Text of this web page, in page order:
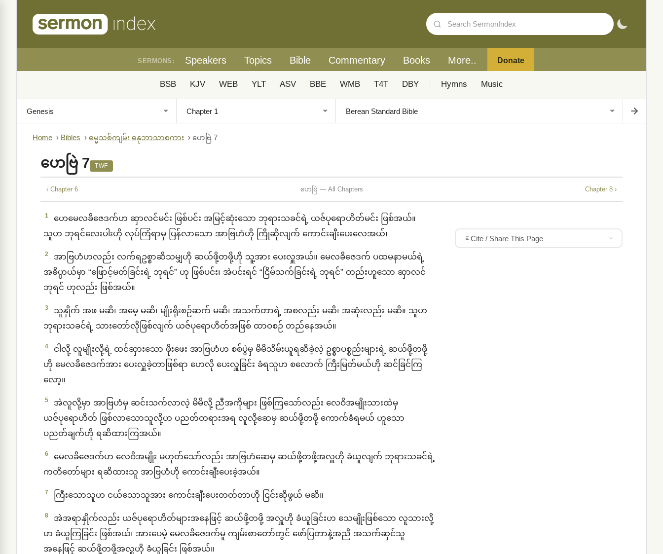
SERMONS: Speakers Topics Bible Commentary Books More.. Donate
BSB KJV WEB YLT ASV BBE WMB T4T DBY Hymns Music
Home › Bibles › ဓမ္မသစ်ကျမ်း ဓနုဘာသာစကား › ဟေဗြဲ 7
ဟေဗြဲ 7 TWF
‹ Chapter 6 ဟေဗြဲ — All Chapters Chapter 8 ›
1
ဟေမေလခိဇေဒက်ဟ ဆှာလင်မင်း ဖြစ်ပင်း အမြင့်ဆုံးသော ဘုရားသခင်ရဲ့ ယဇ်ပုရောဟိတ်မင်း ဖြစ်အယ်။
သူဟ ဘုရင်လေးပါးဟို လုပ်ကြံရာမှ ပြန်လာသော အာဗြဟံဟို ကြိုဆိုလျက် ကောင်းချီးပေးလေအယ်၊
2
အာဗြဟံဟလည်း လက်ရဥစ္စာဆိသမျှဟို ဆယ်ဖို့တဖို့ဟို သူ့အား ပေးလှူအယ်။ မေလခိဇေဒက် ပထမနာမယ်ရဲ့
အဓိပ္ပာယ်မှာ “ဖြောင့်မတ်ခြင်းရဲ့ ဘုရင်” ဟု ဖြစ်ပင်း၊ အဲပင်းရင် “ငြိမ်သက်ခြင်းရဲ့ ဘုရင်” တည်းဟူသော ဆှာလင်
ဘုရင် ဟုလည်း ဖြစ်အယ်။
3
သူနှိုက် အဖ မဆိ၊ အမေ့ မဆိ၊ မျိုးရိုးစဉ်ဆက် မဆိ၊ အသက်တာရဲ့ အစလည်း မဆိ၊ အဆုံးလည်း မဆိ။ သူဟ
ဘုရားသခင်ရဲ့ သားတော်လိုဖြစ်လျက် ယဇ်ပုရောဟိတ်အဖြစ် ထာဝစဉ် တည်နေအယ်။
4
ငါလို့ လူမျိုးလို့ရဲ့ ထင်ဆှားသော ဖိုးဖေး အာဗြဟံဟ စစ်ပွဲမှ မိမိသိမ်းယူရဆိခဲ့လဲ့ ဥစ္စာပစ္စည်းများရဲ့ ဆယ်ဖို့တဖို့
ဟို မေလခိဇေဒက်အား ပေးလှူခဲ့တာဖြစ်ရာ ဟေလို ပေးလှူခြင်း ခံရသူဟ စလောက် ကြီးမြတ်မယ်ဟို ဆင်ခြင်ကြ
လော့။
5
အဲလူလို့မှာ အာဗြဟံမှ ဆင်းသက်လာလဲ့ မိမိလို့ ညီအကိုများ ဖြစ်ကြသော်လည်း လေဝိအမျိုးသားထဲမှ
ယဇ်ပုရောဟိတ် ဖြစ်လာသောသူလို့ဟ ပညတ်တရားအရ လူလို့ဆေမှ ဆယ်ဖို့တဖို့ ကောက်ခံရမယ် ဟူသော
ပညတ်ချက်ဟို ရဆိထားကြအယ်။
6
မေလခိဇေဒက်ဟ လေဝိအမျိုး မဟုတ်သော်လည်း အာဗြဟံဆေမှ ဆယ်ဖို့တဖို့အလှူဟို ခံယူလျက် ဘုရားသခင်ရဲ့
ကတိတော်များ ရဆိထားသူ အာဗြဟံဟို ကောင်းချီးပေးခဲ့အယ်။
7 ကြီးသောသူဟ ငယ်သောသူအား ကောင်းချီးပေးတတ်တာဟို ငြင်းဆိုဖွယ် မဆိ။
8
အဲအရာနှိုက်လည်း ယဇ်ပုရောဟိတ်များအနေဖြင့် ဆယ်ဖို့တဖို့ အလှူဟို ခံယူခြင်းဟ သေမျိုးဖြစ်သော လူသားလို့
ဟ ခံယူကြခြင်း ဖြစ်အယ်၊ အားပေမဲ့ မေလခိဇေဒက်မူ ကျမ်းစာတော်တွင် ဖော်ပြတာနဲ့အညီ အသက်ဆှင်သူ
အနေဖြင့် ဆယ်ဖို့တဖို့အလှူဟို ခံယူခြင်း ဖြစ်အယ်။
Cite / Share This Page